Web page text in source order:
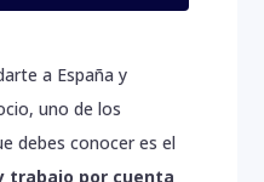
a España y
uno de los
debes conocer es el
trabajo por cuenta